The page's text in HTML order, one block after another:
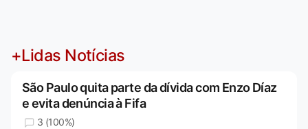
+Lidas Notícias
São Paulo quita parte da dívida com Enzo Díaz
e evita denúncia à Fifa
3 (100%)